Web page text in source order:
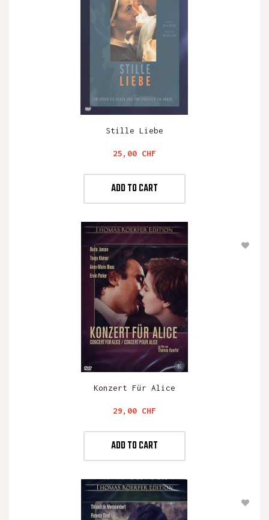
Stille Liebe
Preis
25,00 CHF
ADD TO CART
Konzert Für Alice
Preis
29,00 CHF
ADD TO CART